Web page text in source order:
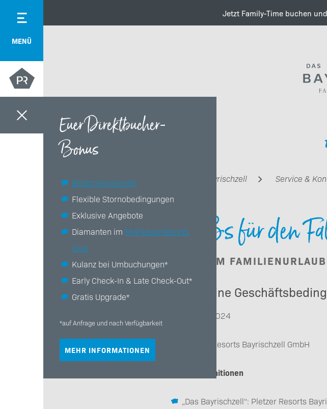
Jetzt Family-Time buchen
MENÜ
Euer Direktbucher-
Bonus
Bestpreisgarantie
Flexible Stornobedingungen
Exklusive Angebote
Diamanten im MyPletzerResorts
Club
Kulanz bei Umbuchungen*
Early Check-In & Late Check-Out*
Gratis Upgrade*
*auf Anfrage und nach Verfügbarkeit
MEHR INFORMATIONEN
Das Bayrischzell Service &
AGBs für den
- AUCH IM FAMILIENURLAUB
Allgemeine
Stand: Mai 2024
Der Pletzer Resorts Bayrischzell GmbH
Begriffsdefinitionen
„Das Bayrischzell“: Pletzer Resorts